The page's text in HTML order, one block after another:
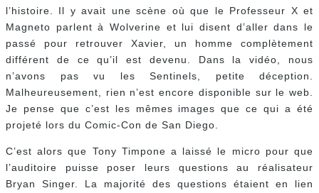
l’histoire. Il y avait une scène où que le Professeur X et
Magneto parlent à Wolverine et lui disent d’aller dans le
passé pour retrouver Xavier, un homme complètement
différent de ce qu’il est devenu. Dans la vidéo, nous
n’avons pas vu les Sentinels, petite déception.
Malheureusement, rien n’est encore disponible sur le web.
Je pense que c’est les mêmes images que ce qui a été
projeté lors du Comic-Con de San Diego.
C’est alors que Tony Timpone a laissé le micro pour que
l’auditoire puisse poser leurs questions au réalisateur
Bryan Singer. La majorité des questions étaient en lien